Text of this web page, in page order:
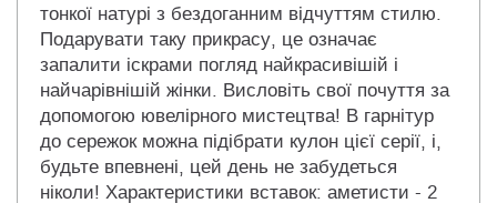
тонкої натурі з бездоганним відчуттям стилю.
Подарувати таку прикрасу, це означає
запалити іскрами погляд найкрасивішій і
найчарівнішій жінки. Висловіть свої почуття за
допомогою ювелірного мистецтва! В гарнітур
до сережок можна підібрати кулон цієї серії, і,
будьте впевнені, цей день не забудеться
ніколи! Характеристики вставок: аметисти - 2